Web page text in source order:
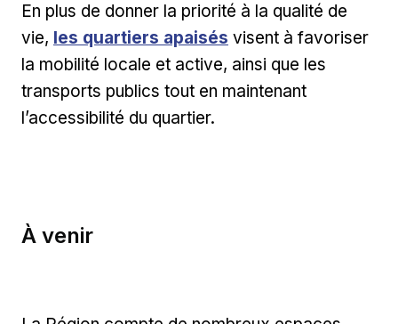
En plus de donner la priorité à la qualité de
vie, les quartiers apaisés visent à favoriser
la mobilité locale et active, ainsi que les
transports publics tout en maintenant
l’accessibilité du quartier.
À venir